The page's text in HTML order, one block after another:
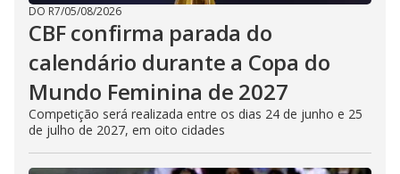
DO R7/05/08/2026
CBF confirma parada do
calendário durante a Copa do
Mundo Feminina de 2027
Competição será realizada entre os dias 24 de junho e 25
de julho de 2027, em oito cidades